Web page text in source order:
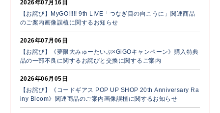
2026年07月16日
【お詫び】MyGO!!!!! 9th LIVE「つなぎ目の向こうに」関連商品
のご案内画像誤植に関するお知らせ
2026年07月06日
【お詫び】《夢限大みゅーたいぷ×GiGOキャンペーン》購入特典
品の一部不良に関するお詫びと交換に関するご案内
2026年06月05日
【お詫び】《コードギアス POP UP SHOP 20th Anniversary Ra
iny Bloom》関連商品のご案内画像誤植に関するお知らせ